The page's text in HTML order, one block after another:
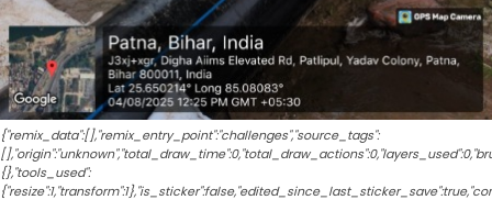
{"remix_data":[],"remix_entry_point":"challenges","source_tags":
{},"tools_used":